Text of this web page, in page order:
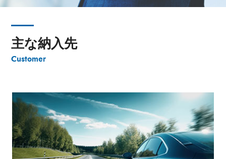
主な納入先
Customer